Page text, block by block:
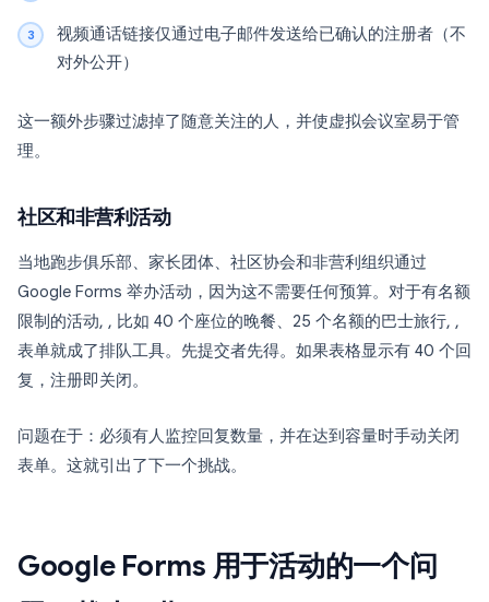
视频通话链接仅通过电子邮件发送给已确认的注册者（不
对外公开）
这一额外步骤过滤掉了随意关注的人，并使虚拟会议室易于管
理。
社区和非营利活动
当地跑步俱乐部、家长团体、社区协会和非营利组织通过
Google Forms 举办活动，因为这不需要任何预算。对于有名额
限制的活动, , 比如 40 个座位的晚餐、25 个名额的巴士旅行, ,
表单就成了排队工具。先提交者先得。如果表格显示有 40 个回
复，注册即关闭。
问题在于：必须有人监控回复数量，并在达到容量时手动关闭
表单。这就引出了下一个挑战。
Google Forms 用于活动的一个问